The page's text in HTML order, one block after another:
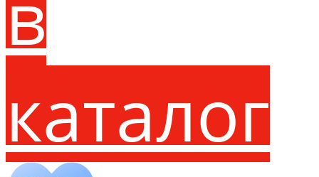
каталог